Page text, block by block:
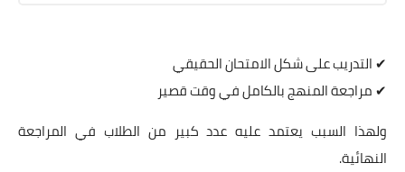
✔ التدريب على شكل الامتحان الحقيقي
✔ مراجعة المنهج بالكامل في وقت قصير
ولهذا السبب يعتمد عليه عدد كبير من الطلاب في المراجعة
النهائية.